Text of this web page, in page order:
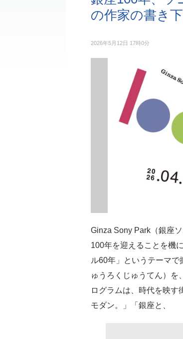
の作家の書き
2026年5月12日 17時0分
Ginza Sony Park（銀座
100年を迎えることを機
ル60年」というテーマ
ゅうろくじゅうてん）を
ログラムは、時代を映す
モダン。」「銀座と、